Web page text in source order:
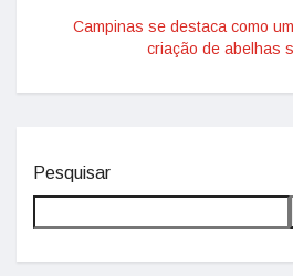
Campinas se destaca como
criação de abelhas
Pesquisar